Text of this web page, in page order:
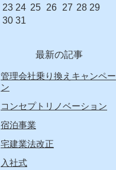
23 24 25 26 27 28 29
30 31
最新の記事
管理会社乗り換えキャンペー
ン
コンセプトリノベーション
宿泊事業
宅建業法改正
入社式